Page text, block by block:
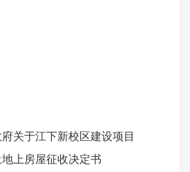
关于江下新校区建设项目
地上房屋征收决定书